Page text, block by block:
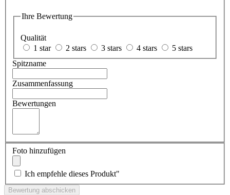
Ihre Bewertung
Qualität
1 star
2 stars 3 stars 4 stars
5 stars
Spitzname
Zusammenfassung
Bewertungen
Foto hinzufügen
Ich empfehle dieses Produkt"
Bewertung abschicken